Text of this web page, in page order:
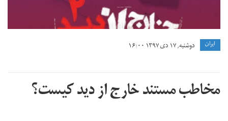
ايران دوشنبه, ۱۷ دی ۱۳۹۷ ۱۶:۰۰
مخاطب مستند خارج از دید کیست؟